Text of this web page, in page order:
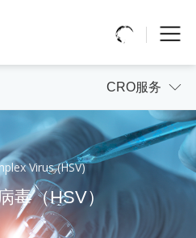
CRO服务
Virus (HSV)
毒（HSV）